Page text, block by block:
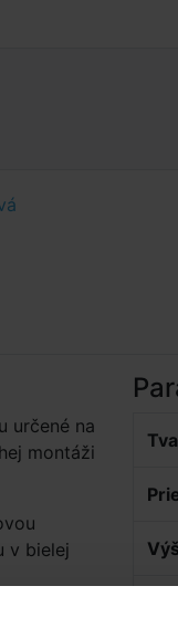
určené na
montáži
v bielej